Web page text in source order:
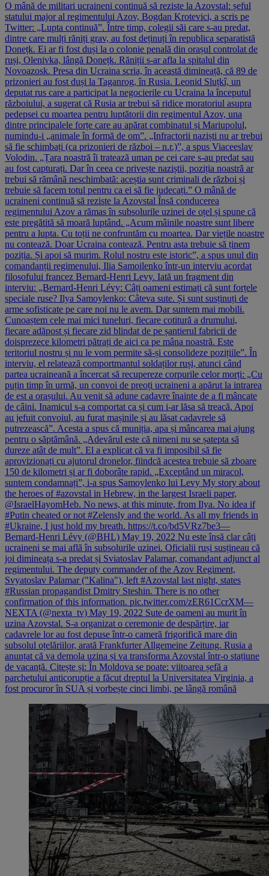
O mână de militari ucraineni continuă să reziste la Azovstal: șeful
statului major al regimentului Azov, Bogdan Krotevici, a scris pe
Twitter: „Lupta continuă”. Între timp, colegii săi care s-au predat,
dintre care mulți răniți grav, au fost deținuți în republica separatistă
Donețk. Ei ar fi fost duși la o colonie penală din orașul controlat de
ruși, Olenivka, lângă Donețk. Răniții s-ar afla la spitalul din
Novoazosk. Presa din Ucraina scria, în această dimineață, că 89 de
prizonieri au fost duși la Taganrog, în Rusia. Leonid Sluțkî, un
deputat rus care a participat la negocierile cu Ucraina la începutul
războiului, a sugerat că Rusia ar trebui să ridice moratoriul asupra
pedepsei cu moartea pentru luptătorii din regimentul Azov, una
dintre principalele forțe care au apărat combinatul și Mariupolul,
numindu-i „animale în formă de om”. „Infractorii naziști nu ar trebui
să fie schimbați (ca prizonieri de război – n.r.)”, a spus Viaceeslav
Volodin. „Țara noastră îi tratează uman pe cei care s-au predat sau
au fost capturați. Dar în ceea ce privește naziștii, poziția noastră ar
trebui să rămână neschimbată: aceștia sunt criminali de război și
trebuie să facem totul pentru ca ei să fie judecați.” O mână de
ucraineni continuă să reziste la Azovstal Însă conducerea
regimentului Azov a rămas în subsolurile uzinei de oțel și spune că
este pregătită să moară luptând. „Acum mâinile noastre sunt libere
pentru a lupta. Cu toții ne confruntăm cu moartea. Dar viețile noastre
nu contează. Doar Ucraina contează. Pentru asta trebuie să ținem
poziția. Și apoi să murim. Rolul nostru este istoric”, a spus unul din
comandanții regimenului, Ilia Samoilenko într-un interviu acordat
filosofului francez Bernard-Henri Levy. Iată un fragment din
interviu: „Bernard-Henri Lévy: Câți oameni estimați că sunt forțele
speciale ruse? Ilya Samoylenko: Câteva sute. Și sunt susținuți de
arme sofisticate pe care noi nu le avem. Dar suntem mai mobili.
Cunoaștem cele mai mici tuneluri, fiecare cotitură a drumului,
fiecare adăpost și fiecare zid blindat de pe șantierul fabricii de
doisprezece kilometri pătrați de aici ca pe mâna noastră. Este
teritoriul nostru și nu le vom permite să-și consolideze pozițiile”. În
interviu, el relatează comportmantul soldaților ruși, atunci când
partea ucraineană a încercat să recupereze corpurile celor morți: „Cu
puțin timp în urmă, un convoi de preoți ucraineni a apărut la intrarea
de est a orașului. Au venit să adune cadavre înainte de a fi mâncate
de câini. Inamicul s-a comportat ca și cum i-ar lăsa să treacă. Apoi
au jefuit convoiul, au furat mașinile și au lăsat cadavrele să
putrezească”. Acesta a spus că muniția, apa și mâncarea mai ajung
pentru o săptămână. „Adevărul este că nimeni nu se șatepta să
dureze atât de mult”. El a explicat că va fi imposibil să fie
aprovizionați cu ajutorul dronelor, fiindcă acestea trebuie să zboare
150 de kilometri și ar fi doborâte rapid. „Exceptând un miracol,
suntem condamnați”, i-a spus Samoylenko lui Levy My story about
the heroes of #azovstal in Hebrew, in the largest Israeli paper,
⁦@IsraelHayomHeb⁩. No news, at this minute, from Ilya. No idea if
#Putin cheated or not #Zelensly and the world. As all my friends in
#Ukraine, I just hold my breath. https://t.co/bd5VRz7be3—
Bernard-Henri Lévy (@BHL) May 19, 2022 Nu este însă clar câți
ucraineni se mai află în subsolurile uzinei. Oficialii ruși susțineau că
joi dimineața s-a predat și Sviatoslav Palamar, comandant adjunct al
regimentului. The deputy commander of the Azov Regiment,
Svyatoslav Palamar ("Kalina"), left #Azovstal last night, states
#Russian propagandist Dmitry Steshin. There is no other
confirmation of this information. pic.twitter.com/zER61CcrXM—
NEXTA (@nexta_tv) May 19, 2022 Sute de oameni au murit în
uzina Azovstal. S-a organizat o ceremonie de despărțire, iar
cadavrele lor au fost depuse într-o cameră frigorifică mare din
subsolul oțelăriilor, arată Frankfurter Allgemeine Zeitung. Rusia a
anunțat că va demola uzina și va transforma Azovstal într-o stațiune
de vacanță. Citește și: În Moldova se poate: viitoarea șefă a
parchetului anticorupție a făcut dreptul la Universitatea Virginia, a
fost procuror în SUA și vorbește cinci limbi, pe lângă română